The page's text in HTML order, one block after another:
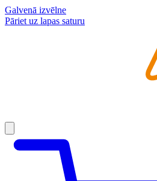
Galvenā izvēlne
Pāriet uz lapas saturu